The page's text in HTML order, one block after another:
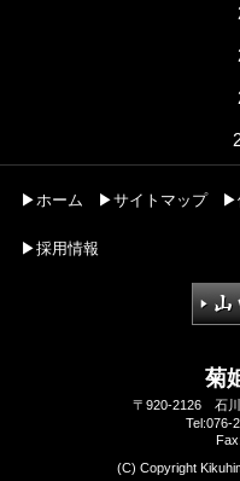
▶ホーム ▶サイトマップ
▶
▶採用情報
菊
〒920-2126 石
Tel:076-
(C) Copyright